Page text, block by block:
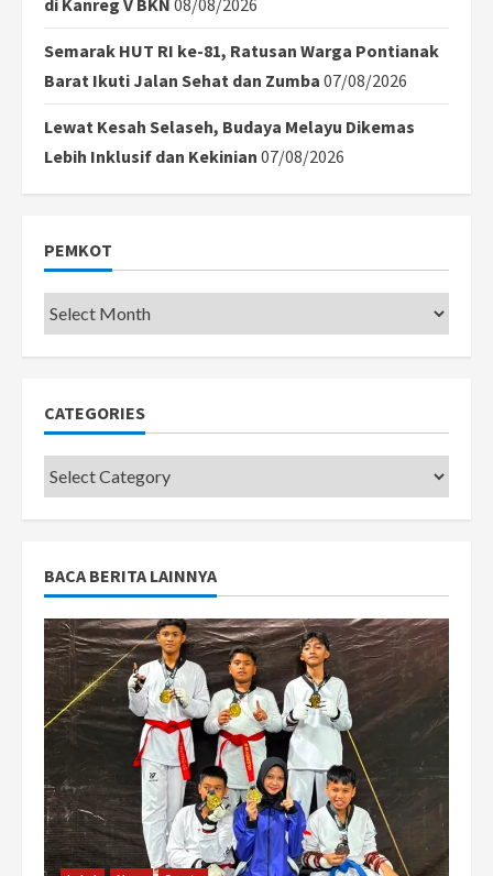
Semarak HUT RI ke-81, Ratusan Warga Pontianak
Barat Ikuti Jalan Sehat dan Zumba 07/08/2026
Lewat Kesah Selaseh, Budaya Melayu Dikemas
Lebih Inklusif dan Kekinian 07/08/2026
PEMKOT
Pemkot
CATEGORIES
Categories
BACA BERITA LAINNYA